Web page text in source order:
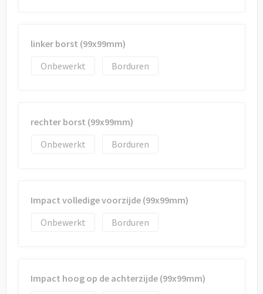
linker borst (99x99mm)
Onbewerkt
Borduren
rechter borst (99x99mm)
Onbewerkt
Borduren
Impact volledige voorzijde (99x99mm)
Onbewerkt
Borduren
Impact hoog op de achterzijde (99x99mm)